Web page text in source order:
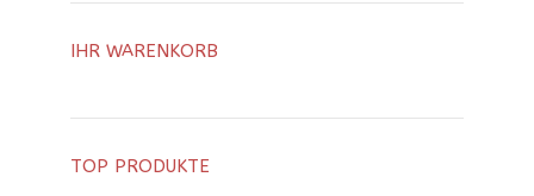
IHR WARENKORB
TOP PRODUKTE